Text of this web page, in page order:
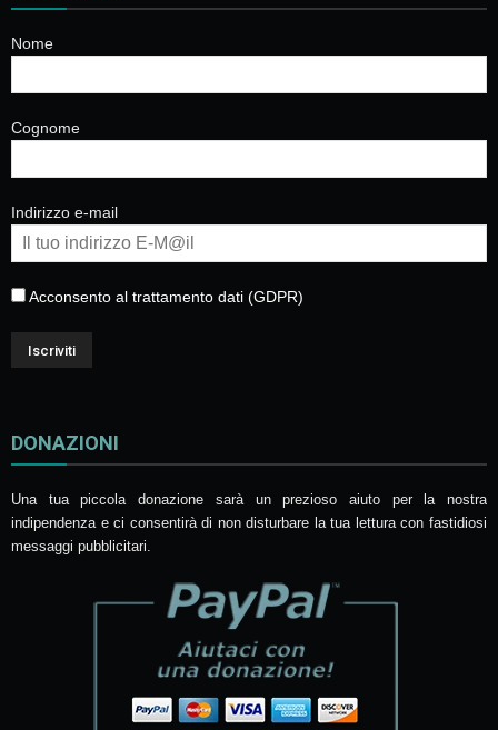
Nome
Cognome
Indirizzo e-mail
Acconsento al trattamento dati (GDPR)
DONAZIONI
Una tua piccola donazione sarà un prezioso aiuto per la nostra
indipendenza e ci consentirà di non disturbare la tua lettura con fastidiosi
messaggi pubblicitari.